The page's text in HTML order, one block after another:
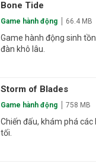
Bone Tide
Game hành động 66.4 MB
Game hành động sinh
đàn khô lâu.
Storm of Blades
Game hành động 758 MB
Chiến đấu, khám phá
tối.